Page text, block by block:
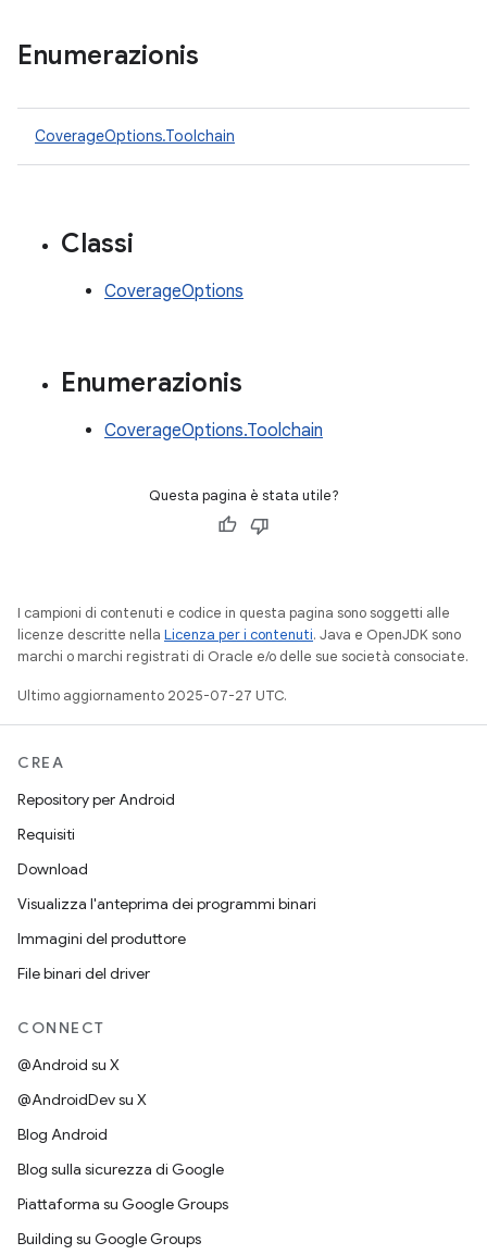
Enumerazionis
CoverageOptions.Toolchain
Classi
CoverageOptions
Enumerazionis
CoverageOptions.Toolchain
Questa pagina è stata utile?
I campioni di contenuti e codice in questa pagina sono soggetti alle
licenze descritte nella Licenza per i contenuti. Java e OpenJDK sono
marchi o marchi registrati di Oracle e/o delle sue società consociate.
Ultimo aggiornamento 2025-07-27 UTC.
CREA
Repository per Android
Requisiti
Download
Visualizza l'anteprima dei programmi binari
Immagini del produttore
File binari del driver
CONNECT
@Android su X
@AndroidDev su X
Blog Android
Blog sulla sicurezza di Google
Piattaforma su Google Groups
Building su Google Groups